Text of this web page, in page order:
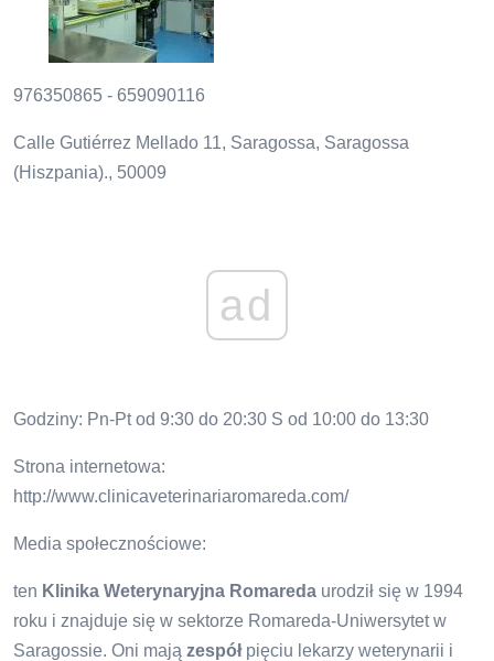
976350865 - 659090116
Calle Gutiérrez Mellado 11, Saragossa, Saragossa
(Hiszpania)., 50009
ad
Godziny: Pn-Pt od 9:30 do 20:30 S od 10:00 do 13:30
Strona internetowa:
http://www.clinicaveterinariaromareda.com/
Media społecznościowe:
ten Klinika Weterynaryjna Romareda urodził się w 1994
roku i znajduje się w sektorze Romareda-Uniwersytet w
Saragossie. Oni mają zespółpięciu lekarzy weterynarii i